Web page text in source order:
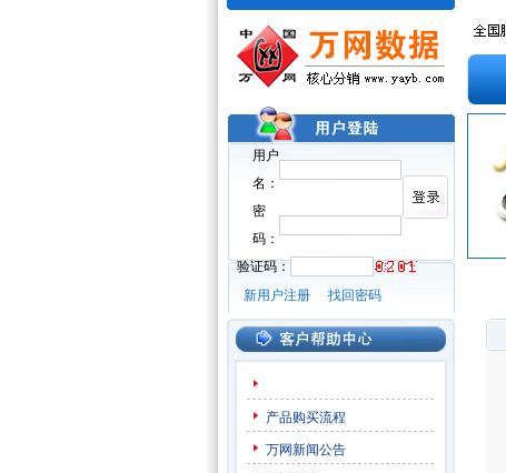
用户
名：
密
码：
验证码：
新用户注册
找回密码
产品购买流程
万网新闻公告